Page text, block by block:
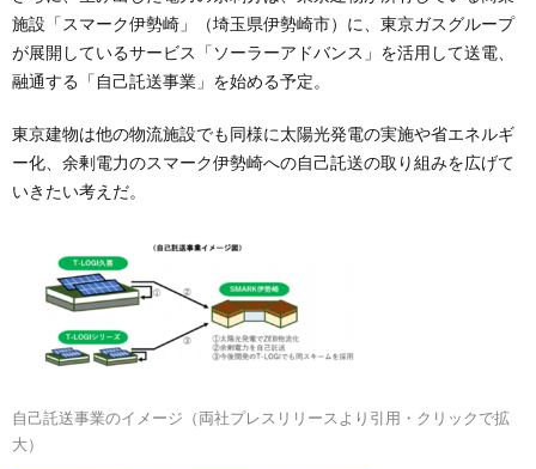
施設「スマーク伊勢崎」（埼玉県伊勢崎市）に、東京ガスグループ
が展開しているサービス「ソーラーアドバンス」を活用して送電、
融通する「自己託送事業」を始める予定。
東京建物は他の物流施設でも同様に太陽光発電の実施や省エネルギ
ー化、余剰電力のスマーク伊勢崎への自己託送の取り組みを広げて
いきたい考えだ。
自己託送事業のイメージ（両社プレスリリースより引用・クリックで拡
大）